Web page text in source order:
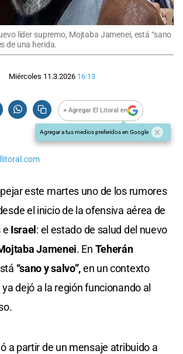
líder supremo, Mojtaba Jamenei, está “sano
de una herida.
Miércoles 11.3.2026 16:13
+ Agregar El Litoral en
Agregar a tus medios preferidos en Google
este martes uno de los rumores
el inicio de la ofensiva aérea de
e Israel: el estado de salud del nuevo
Jamenei. En Teherán
“sano y salvo”,en un contexto
dejó a la región funcionando al
a partir de un mensaje atribuido a